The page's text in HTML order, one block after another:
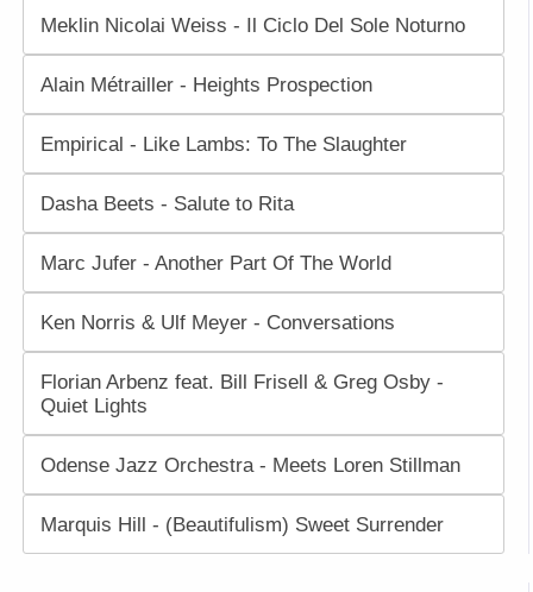
Meklin Nicolai Weiss - Il Ciclo Del Sole Noturno
Alain Métrailler - Heights Prospection
Empirical - Like Lambs: To The Slaughter
Dasha Beets - Salute to Rita
Marc Jufer - Another Part Of The World
Ken Norris & Ulf Meyer - Conversations
Florian Arbenz feat. Bill Frisell & Greg Osby -
Quiet Lights
Odense Jazz Orchestra - Meets Loren Stillman
Marquis Hill - (Beautifulism) Sweet Surrender